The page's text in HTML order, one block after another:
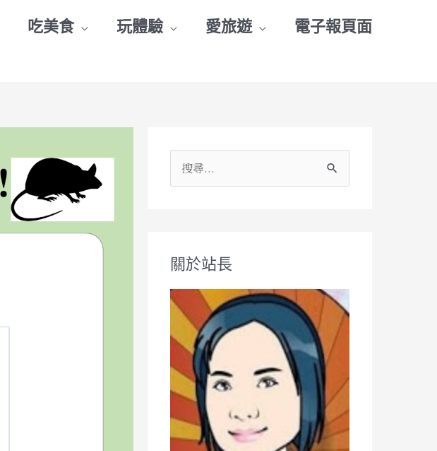
吃美食 玩體驗 愛旅遊 電子報頁面
字
關於站長